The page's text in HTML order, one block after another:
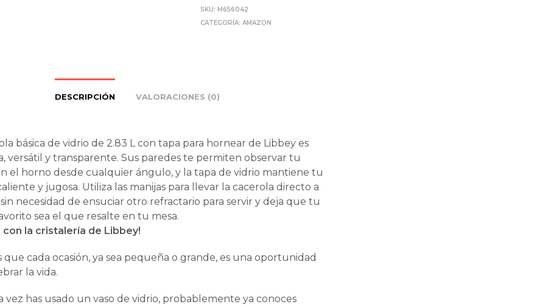
SKU: M656042
CATEGORÍA:AMAZON
DESCRIPCIÓN VALORACIONES (0)
básica de vidrio de 2.83 L con tapa para hornear de Libbey es
versátil y transparente. Sus paredes te permiten observar tu
el horno desde cualquier ángulo, y la tapa de vidrio mantiene tu
y jugosa. Utiliza las manijas para llevar la cacerola directo a
necesidad de ensuciar otro refractario para servir y deja que tu
sea el que resalte en tu mesa.
con la cristalería de Libbey!
que cada ocasión, ya sea pequeña o grande, es una oportunidad
la vida.
vez has usado un vaso de vidrio, probablemente ya conoces